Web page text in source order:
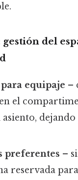
gestión del
equipaje –
el
asiento, dejando
preferentes –
reservada